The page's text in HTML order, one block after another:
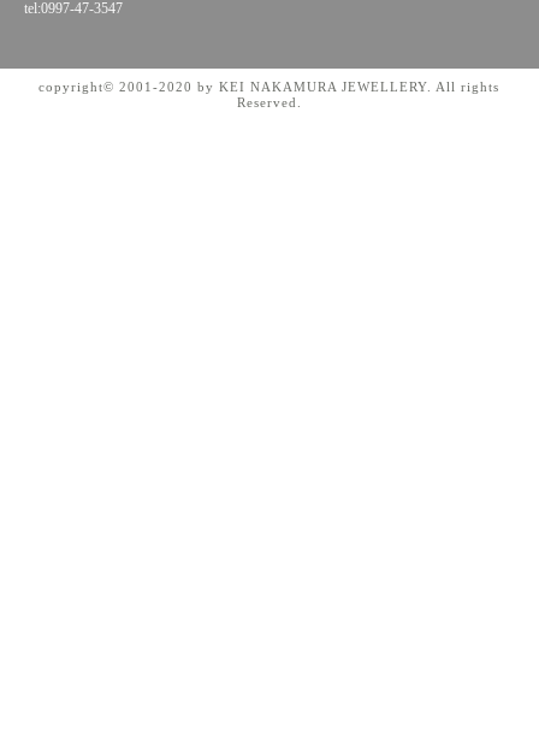
tel:0997-47-3547
copyright© 2001-2020 by KEI NAKAMURA JEWELLERY. All rights
Reserved.